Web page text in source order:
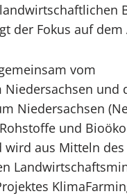
der Fokus auf dem
vom
Niedersachsen und
Niedersachsen
und
aus Mitteln des